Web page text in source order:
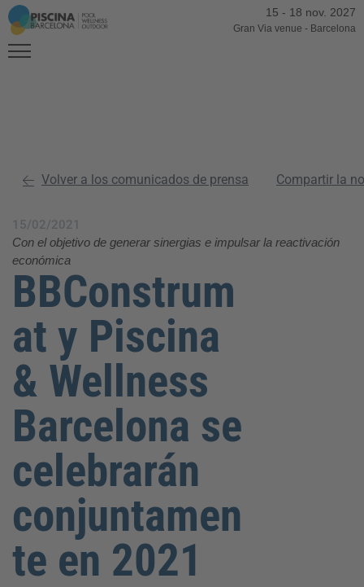
15 - 18 nov. 2027
Gran Via venue - Barcelona
Volver a los comunicados de prensa Compartir la
15/02/2021
Con el objetivo de generar sinergias e impulsar la reactivación
económica
BBConstrum
at y Piscina
& Wellness
Barcelona se
celebrarán
conjuntamen
te en 2021